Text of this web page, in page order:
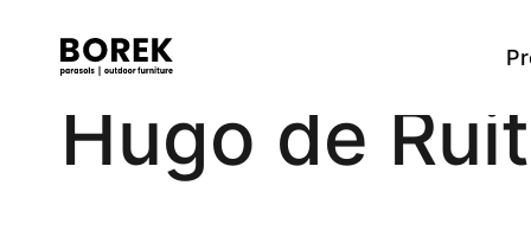
Alle producten
Tafels
Ontdek onze merken
Verkooppunten
Meer
Hugo de